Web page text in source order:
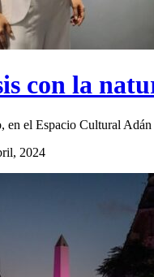
con la
en el Espacio Cultural
2024